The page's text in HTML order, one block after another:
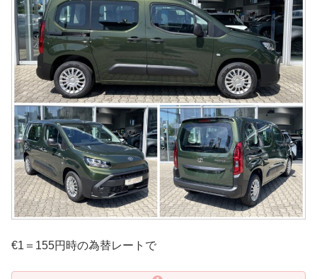
€1＝155円時の為替レートで